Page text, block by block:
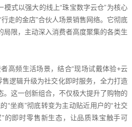
模式以强大的线上“珠宝数字云仓”为核心
走的金店”合伙人场景销售网络。它彻底
局限，主动深入消费者高度聚集的各类生
高频生活场景，结合“现场试戴体验+云
售逻辑升级为社交化即时服务，全力打造
。这一创新组合，不仅极大提升了购物的
“坐商”彻底转变为主动贴近用户的“社交
的即时零售新生态，让品质珠宝触手可